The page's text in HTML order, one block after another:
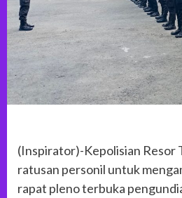
(Inspirator)-Kepolisian Resor
ratusan personil untuk
rapat pleno terbuka